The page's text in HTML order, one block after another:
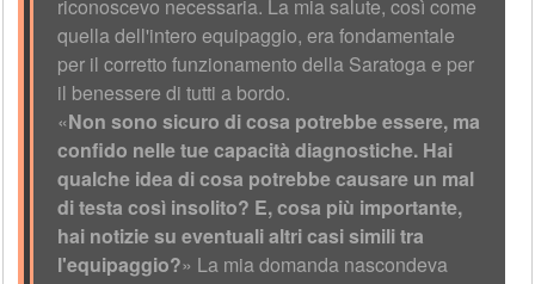
riconoscevo necessaria. La mia salute, così come
quella dell'intero equipaggio, era fondamentale
per il corretto funzionamento della Saratoga e per
il benessere di tutti a bordo.
«Non sono sicuro di cosa potrebbe essere, ma
confido nelle tue capacità diagnostiche. Hai
qualche idea di cosa potrebbe causare un mal
di testa così insolito? E, cosa più importante,
hai notizie su eventuali altri casi simili tra
l'equipaggio?» La mia domanda nascondeva